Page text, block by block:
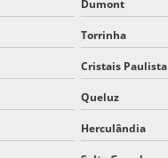
Dumont
Torrinha
Cristais Paulista
Queluz
Herculândia